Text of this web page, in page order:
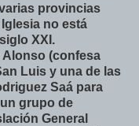
provincias
no está
XXI.
Alonso (confesa
Luis y una de las
Saá para
grupo de
General